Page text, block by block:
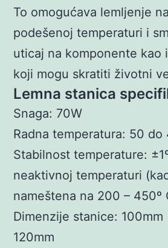
To omogućava lemljenje
podešenoj temperaturi i
uticaj na komponente kao
koji mogu skratiti životni
Lemna stanica
Snaga: 70W
Radna temperatura: 50 do
Stabilnost temperature:
neaktivnoj temperaturi
nameštena na 200 – 450º
Dimenzije stanice: 100mm
120mm